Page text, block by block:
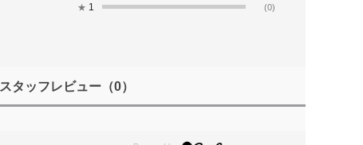
★ 1 (0)
スタッフレビュー（0）